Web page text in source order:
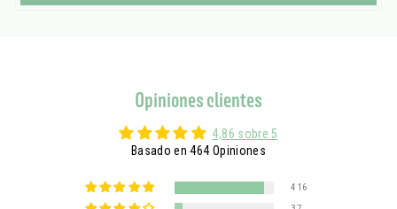
Opiniones clientes
4,86 sobre 5
Basado en 464 Opiniones
416